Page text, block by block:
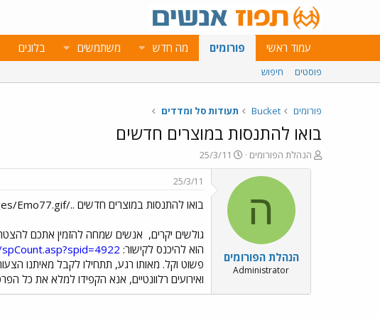
עמוד ראשי פורומים מה חדש משתמשים בלוגים
פוסטים חיפוש
פורומים Bucket תעודות סל ומדדים
בואו להתנסות במוצרים חדשים
פ
ו
הנהלת הפורומים
פ
ו
ס
ם
ב
ת
ר
25/3/11
ה
הנהלת הפורומים
Administrator
25/3/11
בואו להתנסות במוצרים חדשים ../images/Emo77.gif
גולשים יקרים, אנשים שמחה להזמין אתכם
הוא להיכנס לקישור:
פשוט וקל. מאותו רגע, תתחילו לקבל מאיתנו
ואירועים רלוונטיים, אנא הקפידו למלא את כל